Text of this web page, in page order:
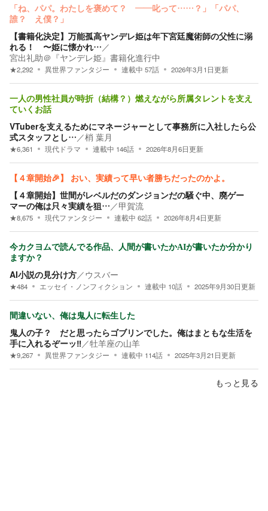
「ね、パパ。わたしを褒めて？ ――叱って……？」「パパ、
誰？ え僕？」
【書籍化決定】万能孤高ヤンデレ姫は年下宮廷魔術師の父性に溺
れる！ 〜姫に懐かれ… ／
宮出礼助＠『ヤンデレ姫』書籍化進行中
★2,292 異世界ファンタジー 連載中 57話 2026年3月1日更新
一人の男性社員が時折（結構？）燃えながら所属タレントを支え
ていくお話
VTuberを支えるためにマネージャーとして事務所に入社したら公
式スタッフとし… ／梢 葉月
★6,361 現代ドラマ 連載中 146話 2026年8月6日更新
【４章開始🎉】 おい、実績って早い者勝ちだったのかよ。
【４章開始】世間がレベルだのダンジョンだの騒ぐ中、廃ゲー
マーの俺は只々実績を狙… ／甲賀流
★8,675 現代ファンタジー 連載中 62話 2026年8月4日更新
今カクヨムで読んでる作品、人間が書いたかAIが書いたか分かり
ますか？
AI小説の見分け方／ウスバー
★484 エッセイ・ノンフィクション 連載中 10話 2025年9月30日更新
間違いない、俺は鬼人に転生した
鬼人の子？ だと思ったらゴブリンでした。俺はまともな生活を
手に入れるぞーッ‼／牡羊座の山羊
★9,267 異世界ファンタジー 連載中 114話 2025年3月21日更新
もっと見る